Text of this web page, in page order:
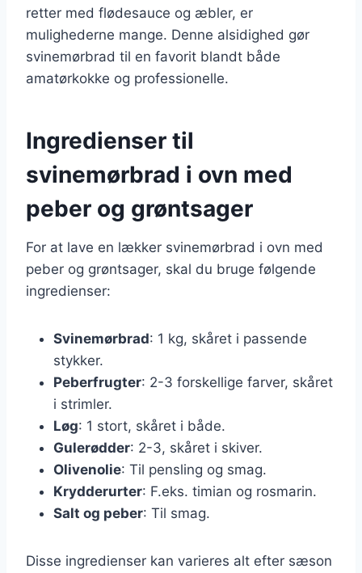
retter med flødesauce og æbler, er
mulighederne mange. Denne alsidighed gør
svinemørbrad til en favorit blandt både
amatørkokke og professionelle.
Ingredienser til
svinemørbrad i ovn med
peber og grøntsager
For at lave en lækker svinemørbrad i ovn med
peber og grøntsager, skal du bruge følgende
ingredienser:
Svinemørbrad: 1 kg, skåret i passende
stykker.
Peberfrugter: 2-3 forskellige farver, skåret
i strimler.
Løg: 1 stort, skåret i både.
Gulerødder: 2-3, skåret i skiver.
Olivenolie: Til pensling og smag.
Krydderurter: F.eks. timian og rosmarin.
Salt og peber: Til smag.
Disse ingredienser kan varieres alt efter sæson